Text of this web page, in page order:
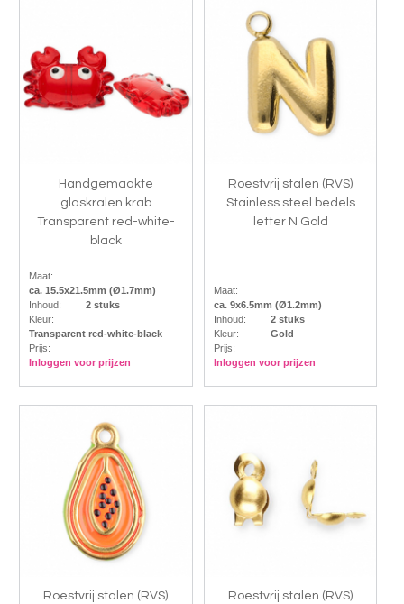
Handgemaakte
glaskralen krab
Transparent red-white-
black
Maat:
ca. 15.5x21.5mm (Ø1.7mm)
Inhoud:
2 stuks
Kleur:
Transparent red-white-black
Prijs:
Inloggen voor prijzen
Roestvrij stalen (RVS)
Stainless steel bedels
letter N Gold
Maat:
ca. 9x6.5mm (Ø1.2mm)
Inhoud:
2 stuks
Kleur:
Gold
Prijs:
Inloggen voor prijzen
Roestvrij stalen (RVS)
Roestvrij stalen (RVS)